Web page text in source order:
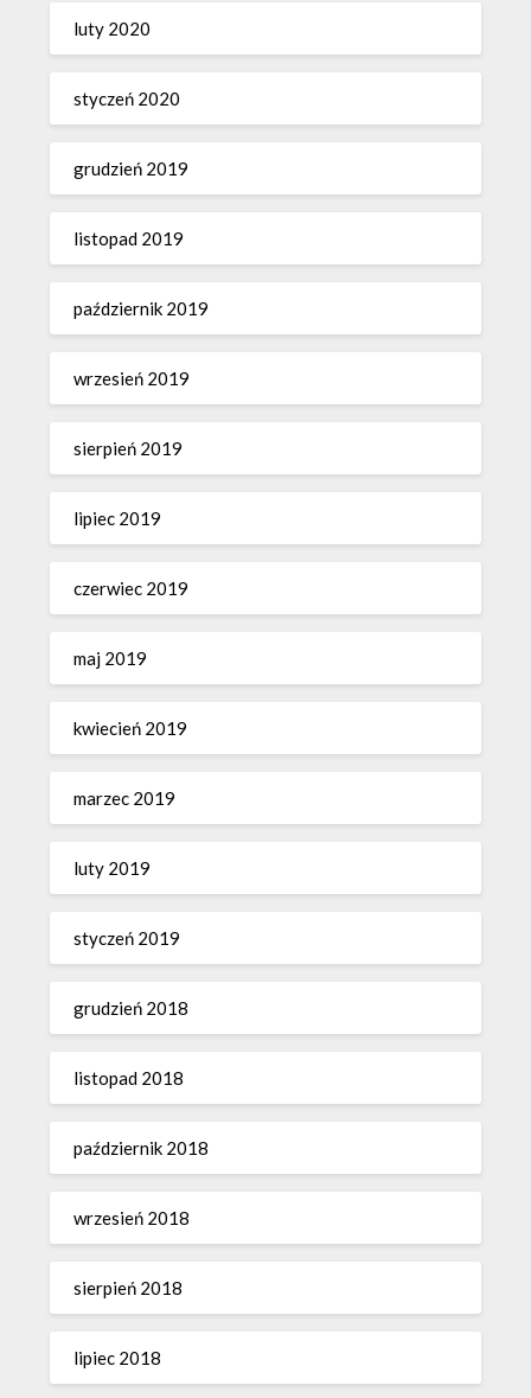
luty 2020
styczeń 2020
grudzień 2019
listopad 2019
październik 2019
wrzesień 2019
sierpień 2019
lipiec 2019
czerwiec 2019
maj 2019
kwiecień 2019
marzec 2019
luty 2019
styczeń 2019
grudzień 2018
listopad 2018
październik 2018
wrzesień 2018
sierpień 2018
lipiec 2018